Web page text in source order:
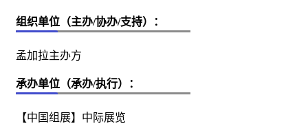
组织单位（主办/协办/支持）：
孟加拉主办方
承办单位（承办/执行）：
【中国组展】中际展览